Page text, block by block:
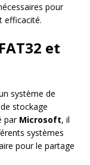
pour
efficacité.
et
système de
stockage
par Microsoft, il
systèmes
pour le partage